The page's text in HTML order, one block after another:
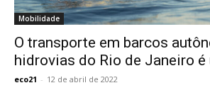
Mobilidade
O transporte em barcos
hidrovias do Rio de Janeiro
eco21 - 12 de abril de 2022